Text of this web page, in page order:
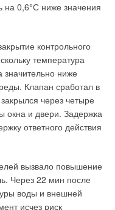
на 0,6°С ниже значения
контрольного
температура
значительно ниже
Клапан сработал в
через четыре
окна и двери. Задержка
ответного действия
вызвало повышение
Через 22 мин после
воды и внешней
исчез риск